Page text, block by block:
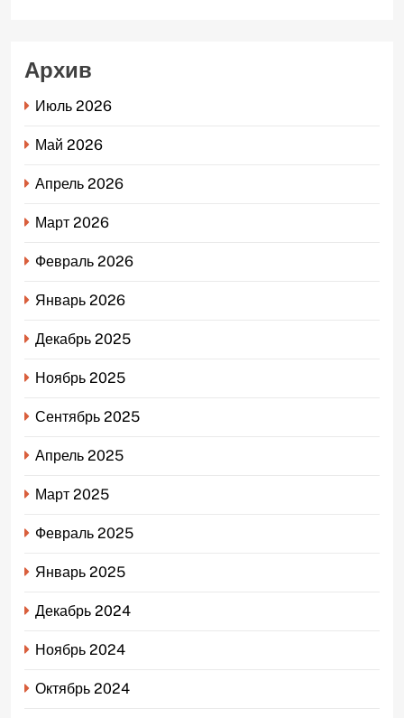
Архив
Июль 2026
Май 2026
Апрель 2026
Март 2026
Февраль 2026
Январь 2026
Декабрь 2025
Ноябрь 2025
Сентябрь 2025
Апрель 2025
Март 2025
Февраль 2025
Январь 2025
Декабрь 2024
Ноябрь 2024
Октябрь 2024